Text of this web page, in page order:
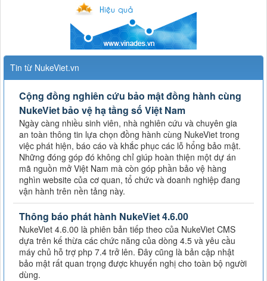
Tin từ NukeViet.vn
Cộng đồng nghiên cứu bảo mật đồng hành cùng
NukeViet bảo vệ hạ tầng số Việt Nam
Ngày càng nhiều sinh viên, nhà nghiên cứu và chuyên gia
an toàn thông tin lựa chọn đồng hành cùng NukeViet trong
việc phát hiện, báo cáo và khắc phục các lỗ hổng bảo mật.
Những đóng góp đó không chỉ giúp hoàn thiện một dự án
mã nguồn mở Việt Nam mà còn góp phần bảo vệ hàng
nghìn website của cơ quan, tổ chức và doanh nghiệp đang
vận hành trên nền tảng này.
Thông báo phát hành NukeViet 4.6.00
NukeViet 4.6.00 là phiên bản tiếp theo của NukeViet CMS
dựa trên kế thừa các chức năng của dòng 4.5 và yêu cầu
máy chủ hỗ trợ php 7.4 trở lên. Đây cũng là bản cập nhật
bảo mật rất quan trọng được khuyến nghị cho toàn bộ người
dùng.